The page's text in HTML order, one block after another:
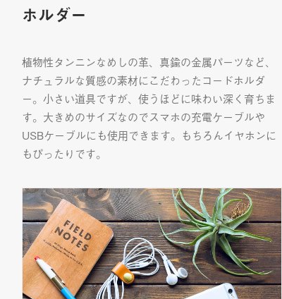
ホルダー
植物性タンニンなめしの革、真鍮の金属パーツなど、
ナチュラルな質感の素材にこだわったコードホルダ
ー。小さい道具ですが、使うほどに味わい深く育ちま
す。大きめのサイズなのでスマホの充電ケーブルや
USBケーブルにも使用できます。もちろんイヤホンに
もぴったりです。